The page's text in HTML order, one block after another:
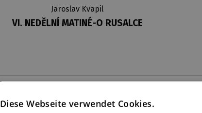
Jaroslav Kvapil
VI. NEDĚLNÍ MATINÉ-O RUSALCE
11. 3. 2012
1
Diese Webseite verwendet Cookies.